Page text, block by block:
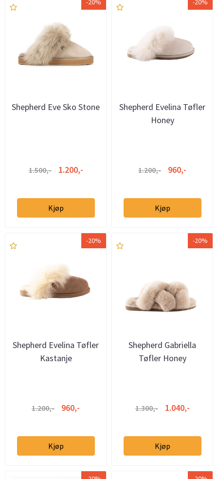
-20%
Shepherd Eve Sko Stone
1.500,- 1.200,-
Kjøp
-20%
Shepherd Evelina Tøfler
Honey
1.200,- 960,-
Kjøp
-20%
Shepherd Evelina Tøfler
Kastanje
1.200,- 960,-
Kjøp
-20%
Shepherd Gabriella
Tøfler Honey
1.300,- 1.040,-
Kjøp